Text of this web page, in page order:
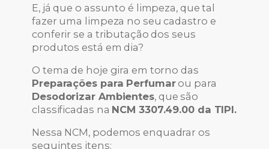
E, já que o assunto é limpeza, que tal
fazer uma limpeza no seu cadastro e
conferir se a tributação dos seus
produtos está em dia?
O tema de hoje gira em torno das
Preparações para Perfumarou para
Desodorizar Ambientes, que são
classificadas na NCM 3307.49.00 da TIPI.
Nessa NCM, podemos enquadrar os
seguintes itens: